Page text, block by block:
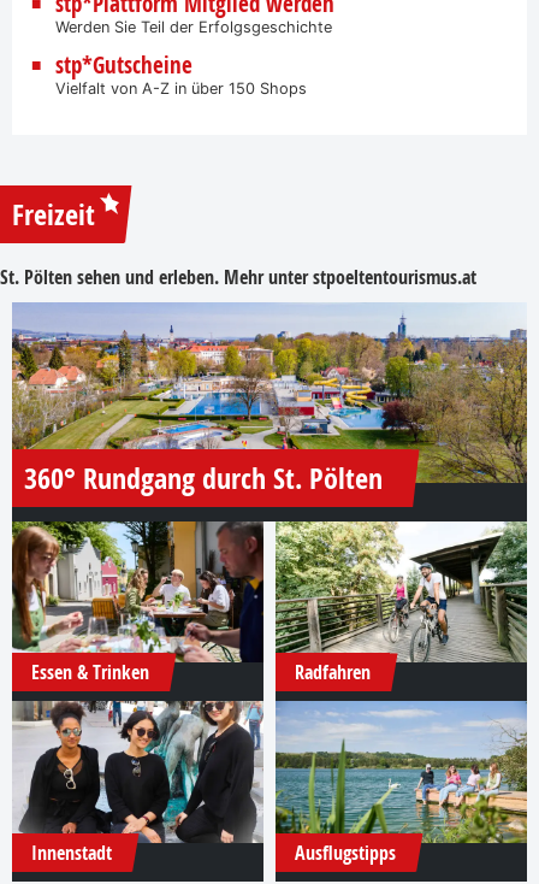
Werden Sie Teil der Erfolgsgeschichte
stp*Gutscheine
Vielfalt von A-Z in über 150 Shops
Freizeit
St. Pölten sehen und erleben. Mehr unterstpoeltentourismus.at
360° Rundgang durch St. Pölten
Essen & Trinken Radfahren
Innenstadt Ausflugstipps